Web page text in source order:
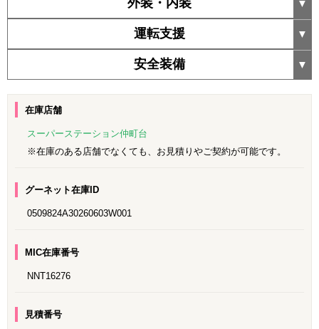
外装・内装
運転支援
安全装備
在庫店舗
スーパーステーション仲町台
※在庫のある店舗でなくても、お見積りやご契約が可能です。
グーネット在庫ID
0509824A30260603W001
MIC在庫番号
NNT16276
見積番号